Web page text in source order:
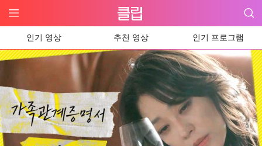
인기 영상 추천 영상 인기 프로그램